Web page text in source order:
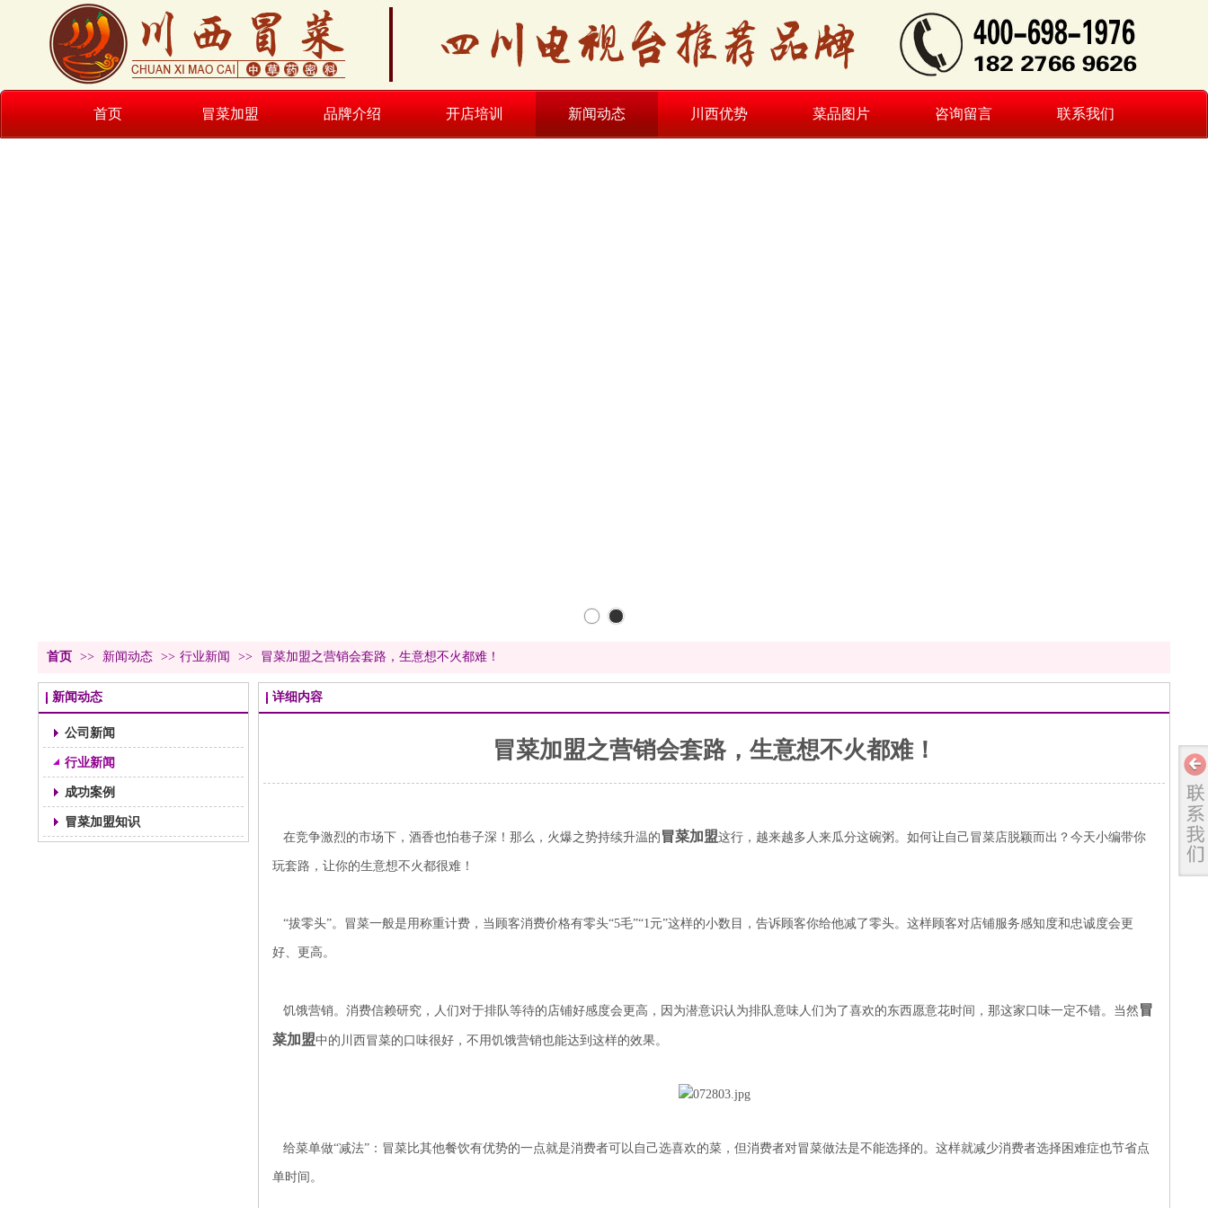
首页 冒菜加盟 品牌介绍 开店培训 新闻动态 川西优势 菜品图片 咨询留言 联系我们
首页 >> 新闻动态 >> 行业新闻 >> 冒菜加盟之营销会套路，生意想不火都难！
新闻动态
公司新闻
行业新闻
成功案例
冒菜加盟知识
详细内容
冒菜加盟之营销会套路，生意想不火都难！
在竞争激烈的市场下，酒香也怕巷子深！那么，火爆之势持续升温的 冒菜加盟这行，越来越多人来瓜分这碗粥。如何让自己冒菜店脱颖而出？今天小编带你
玩套路，让你的生意想不火都很难！
“拔零头”。冒菜一般是用称重计费，当顾客消费价格有零头“5毛”“1元”这样的小数目，告诉顾客你给他减了零头。这样顾客对店铺服务感知度和忠诚度会更
好、更高。
饥饿营销。消费信赖研究，人们对于排队等待的店铺好感度会更高，因为潜意识认为排队意味人们为了喜欢的东西愿意花时间，那这家口味一定不错。当然 冒
菜加盟中的川西冒菜的口味很好，不用饥饿营销也能达到这样的效果。
给菜单做“减法”：冒菜比其他餐饮有优势的一点就是消费者可以自己选喜欢的菜，但消费者对冒菜做法是不能选择的。这样就减少消费者选择困难症也节省点
单时间。